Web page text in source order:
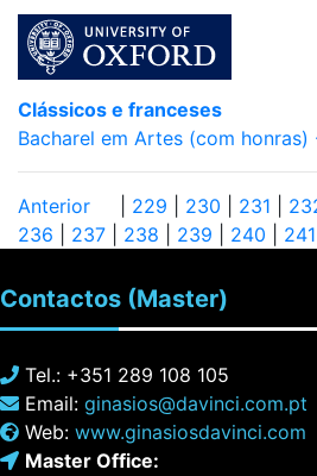
Clássicos e franceses
Bacharel em Artes (com honras)
Anterior 229 230 231
236
237 238 239 240 241
Contactos (Master)
Tel.: +351 289 108 105
Email: ginasios@davinci.com.pt
Web: www.ginasiosdavinci.com
Master Office: